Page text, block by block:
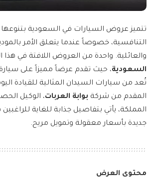
تتميز عروض السيارات في السعودية بتنوعها
التنافسية، خصوصاً عندما يتعلق الأمر
والعائلية. واحدة من العروض اللافتة في
السعودية، حيث تقدم عرضاً مميزاً على سيارة
تُعد من سيارات السيدان المثالية للقيادة
المقدم من شركة بوابة العربات، الوكيل
المملكة، يأتي بتفاصيل جذابة للغاية
جديدة بأسعار معقولة وتمويل مريح.
محتوى العرض